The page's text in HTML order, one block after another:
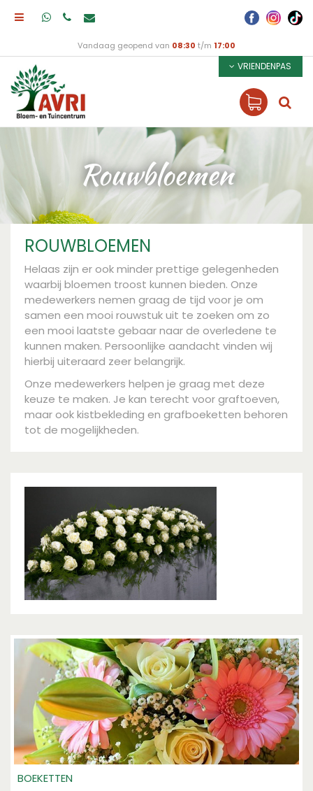
Rouwbloemen
Vandaag geopend van 08:30 t/m 17:00
VRIENDENPAS
ROUWBLOEMEN
Helaas zijn er ook minder prettige gelegenheden
waarbij bloemen troost kunnen bieden. Onze
medewerkers nemen graag de tijd voor je om
samen een mooi rouwstuk uit te zoeken om zo
een mooi laatste gebaar naar de overledene te
kunnen maken. Persoonlijke aandacht vinden wij
hierbij uiteraard zeer belangrijk.
Onze medewerkers helpen je graag met deze
keuze te maken. Je kan terecht voor graftoeven,
maar ook kistbekleding en grafboeketten behoren
tot de mogelijkheden.
BOEKETTEN